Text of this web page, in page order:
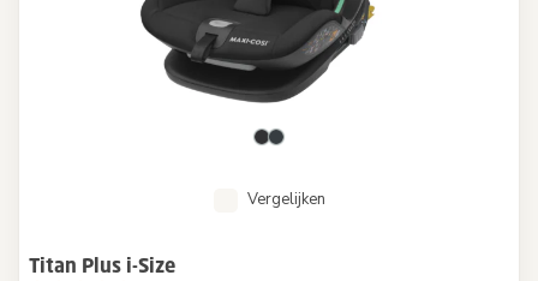
Vergelijken
Titan Plus i-Size